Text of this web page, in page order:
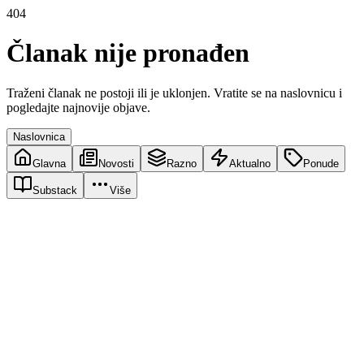
404
Članak nije pronađen
Traženi članak ne postoji ili je uklonjen. Vratite se na naslovnicu i
pogledajte najnovije objave.
Naslovnica
Glavna Novosti Razno Aktualno Ponude
Substack Više